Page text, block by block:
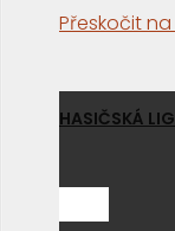
Přeskočit
HASIČSKÁ